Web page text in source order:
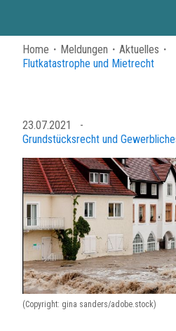
Home ・ Meldungen ・ Aktuelles ・
Flutkatastrophe und Mietrecht
23.07.2021
-
Grundstücksrecht und
(Copyright: gina sanders/adobe.stock)